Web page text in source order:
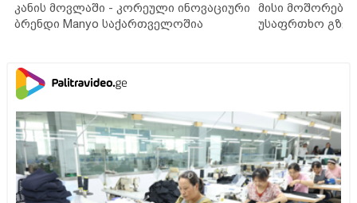
კანის მოვლაში - კორეული ინოვაციური
ბრენდი Manyo საქართველოშია
მისი
უსაფრთხო